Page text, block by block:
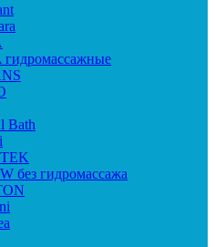
Bath
без гидромассажа